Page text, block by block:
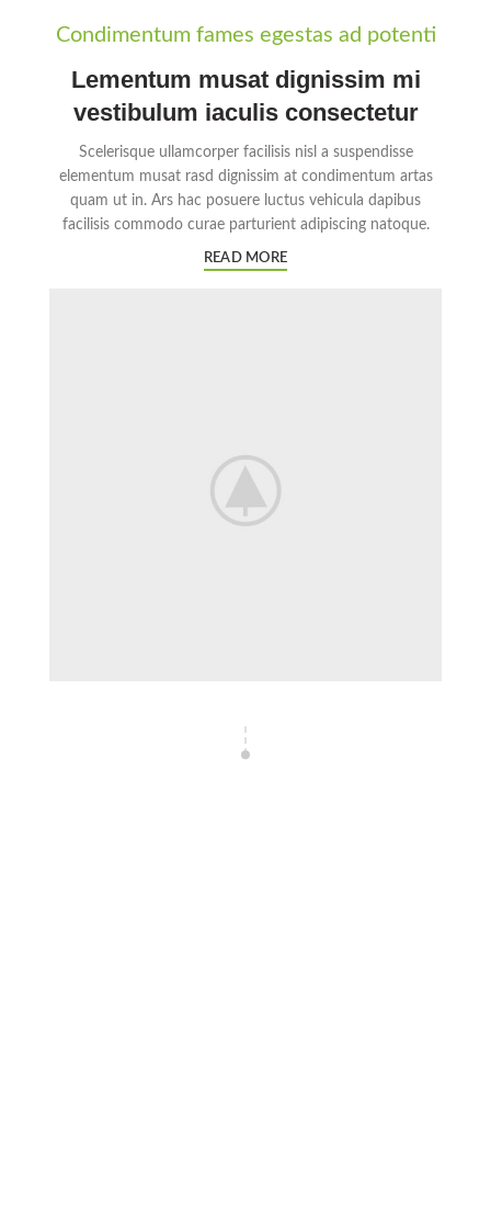
Condimentum fames egestas ad potenti
Lementum musat dignissim mi
vestibulum iaculis consectetur
Scelerisque ullamcorper facilisis nisl a suspendisse
elementum musat rasd dignissim at condimentum artas
quam ut in. Ars hac posuere luctus vehicula dapibus
facilisis commodo curae parturient adipiscing natoque.
READ MORE